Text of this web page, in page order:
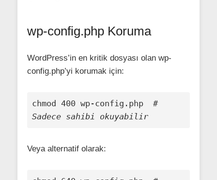
wp-config.php Koruma
WordPress’in en kritik dosyası olan wp-
config.php’yi korumak için:
chmod 400 wp-config.php #
Sadece sahibi okuyabilir
Veya alternatif olarak: